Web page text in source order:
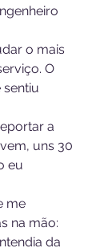
o mais
O
sentiu
a
uns 30
eu
me
na mão:
da